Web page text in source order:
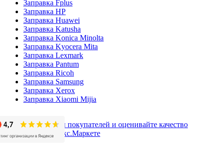
Заправка Fplus
Заправка HP
Заправка Huawei
Заправка Katusha
Заправка Konica Minolta
Заправка Kyocera Mita
Заправка Lexmark
Заправка Pantum
Заправка Ricoh
Заправка Samsung
Заправка Xerox
Заправка Xiaomi Mijia